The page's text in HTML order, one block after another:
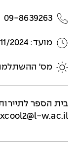
09-8639263
מועד: 20/11/2024 יום ד
מס' ההשתלמות:
בית הספר
xcool2@l-w.ac.il